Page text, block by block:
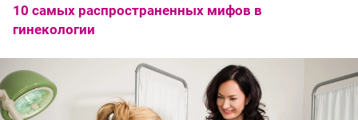
10 самых распространенных мифов в
гинекологии